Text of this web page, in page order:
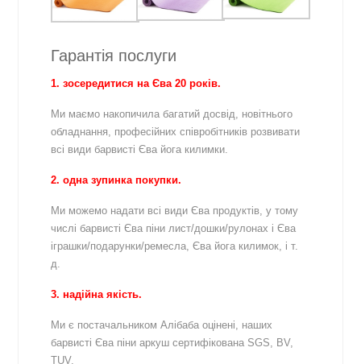
Гарантія послуги
1. зосередитися на Єва 20 років.
Ми маємо накопичила багатий досвід, новітнього
обладнання, професійних співробітників розвивати
всі види барвисті Єва йога килимки.
2. одна зупинка покупки.
Ми можемо надати всі види Єва продуктів, у тому
числі барвисті Єва піни лист/дошки/рулонах і Єва
іграшки/подарунки/ремесла, Єва йога килимок, і т.
д.
3. надійна якість.
Ми є постачальником Алібаба оцінені, наших
барвисті Єва піни аркуш сертифікована SGS, BV,
TUV.